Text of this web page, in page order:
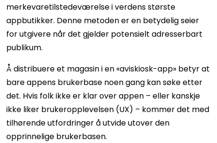
merkevaretilstedeværelse i verdens største
appbutikker. Denne metoden er en betydelig seier
for utgivere når det gjelder potensielt adresserbart
publikum.
Å distribuere et magasin i en «aviskiosk-app» betyr at
bare appens brukerbase noen gang kan søke etter
det. Hvis folk ikke er klar over appen – eller kanskje
ikke liker brukeropplevelsen (UX) – kommer det med
tilhørende utfordringer å utvide utover den
opprinnelige brukerbasen.